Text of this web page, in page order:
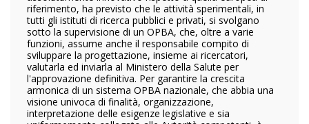
riferimento, ha previsto che le attività sperimentali, in
tutti gli istituti di ricerca pubblici e privati, si svolgano
sotto la supervisione di un OPBA, che, oltre a varie
funzioni, assume anche il responsabile compito di
sviluppare la progettazione, insieme ai ricercatori,
valutarla ed inviarla al Ministero della Salute per
l'approvazione definitiva. Per garantire la crescita
armonica di un sistema OPBA nazionale, che abbia una
visione univoca di finalità, organizzazione,
interpretazione delle esigenze legislative e sia